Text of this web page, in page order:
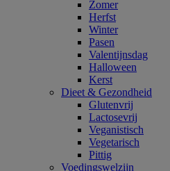
Zomer
Herfst
Winter
Pasen
Valentijnsdag
Halloween
Kerst
Dieet & Gezondheid
Glutenvrij
Lactosevrij
Veganistisch
Vegetarisch
Pittig
Voedingswelzijn